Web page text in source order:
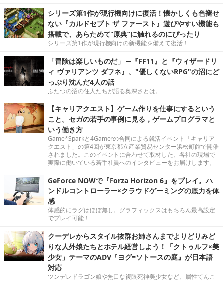
シリーズ第1作が現行機向けに復活！懐かしくも色褪せ
ない『カルドセプト ザ ファースト』遊びやすい機能も
搭載で、あらためて“原典”に触れるのにぴったり
シリーズ第1作が現行機向けの新機能を備えて復活！
「冒険は楽しいものだ」 ─『FF11』と『ウィザードリ
ィ ヴァリアンツ ダフネ』、"優しくないRPG"の沼にど
っぷり沈んだ4人の話
ふたつの沼の住人たちが語る奥深さとは。
【キャリアクエスト】ゲーム作りを仕事にするという
こと。セガの若手の事例に見る，ゲームプログラマと
いう働き方
Game*Sparkと4Gamerの合同による就活イベント「キャリア
クエスト」の第4回が東京都立産業貿易センター浜松町館で開催
されました。このイベントに合わせて取材した、各社の現場で
実際に働いている若手社員へのインタビューをお届けします。
GeForce NOWで『Forza Horizon 6』をプレイ。ハ
ンドルコントローラー×クラウドゲーミングの底力を体
感
体感的にラグはほぼ無し。グラフィックスはもちろん最高設定
でプレイ可能！
クーデレからスタイル抜群お姉さんまでよりどりみど
りな人外娘たちとホテル経営しよう！「クトゥルフ×美
少女」テーマのADV『ヨグ=ソトースの庭』が日本語
対応
ツンデレドラゴン娘や無口な複眼死神美少女など、属性てんこ